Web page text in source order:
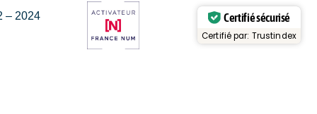
– 2024 Certifié sécurisé
Certifié par: Trustindex